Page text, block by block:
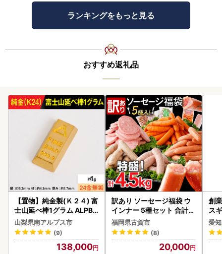
ランキングをもっと見る
おすすめ返礼品
【置物】純金製(Ｋ２４) 富
士山延べ棒1グラム ALPBK
180
山梨県南アルプス市
(9)
138,000
訳あり ソーセージ福袋 ウ
インナー 5種セット 合計4.
5kg ソーセージ
福岡県古賀市
(8)
20,000
創
ス
み
惣
ン
愛